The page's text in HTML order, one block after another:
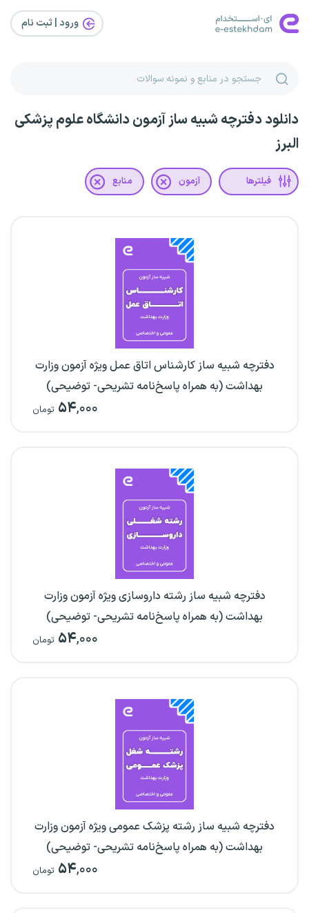
ورود | ثبت‌ نام
دانلود دفترچه شبیه ساز آزمون دانشگاه علوم پزشکی
البرز
فیلترها آزمون منابع
دفترچه شبیه ساز کارشناس اتاق عمل ویژه آزمون وزارت
بهداشت (به همراه پاسخ‌نامه تشریحی- توضیحی)
۵۴,۰۰۰ تومان
دفترچه شبیه ساز رشته داروسازی ویژه آزمون وزارت
بهداشت (به همراه پاسخ‌نامه تشریحی- توضیحی)
۵۴,۰۰۰ تومان
دفترچه شبیه ساز رشته پزشک عمومی ویژه آزمون وزارت
بهداشت (به همراه پاسخ‌نامه تشریحی- توضیحی)
۵۴,۰۰۰ تومان